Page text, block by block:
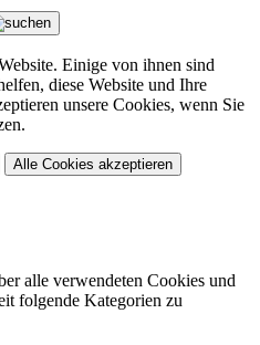
Einige von ihnen sind
diese Website und Ihre
unsere Cookies, wenn Sie
Alle Cookies akzeptieren
alle verwendeten Cookies und
folgende Kategorien zu